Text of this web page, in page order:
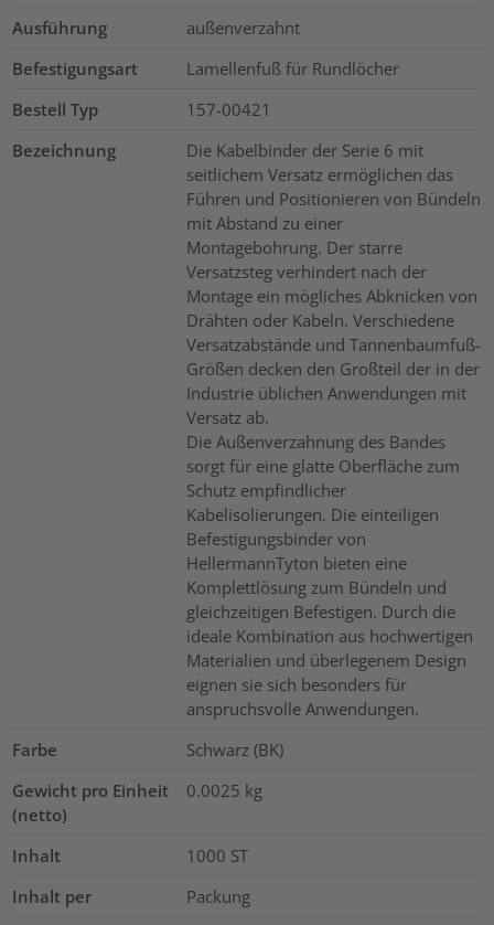
Ausführung
außenverzahnt
Befestigungsart
Lamellenfuß für Rundlöcher
Bestell Typ
157-00421
Bezeichnung
Die Kabelbinder der Serie 6 mit
seitlichem Versatz ermöglichen das
Führen und Positionieren von Bündeln
mit Abstand zu einer
Montagebohrung. Der starre
Versatzsteg verhindert nach der
Montage ein mögliches Abknicken von
Drähten oder Kabeln. Verschiedene
Versatzabstände und Tannenbaumfuß-
Größen decken den Großteil der in der
Industrie üblichen Anwendungen mit
Versatz ab.
Die Außenverzahnung des Bandes
sorgt für eine glatte Oberfläche zum
Schutz empfindlicher
Kabelisolierungen. Die einteiligen
Befestigungsbinder von
HellermannTyton bieten eine
Komplettlösung zum Bündeln und
gleichzeitigen Befestigen. Durch die
ideale Kombination aus hochwertigen
Materialien und überlegenem Design
eignen sie sich besonders für
anspruchsvolle Anwendungen.
Farbe
Schwarz (BK)
Gewicht pro Einheit
(netto)
0.0025 kg
Inhalt 1000 ST
Inhalt per
Packung